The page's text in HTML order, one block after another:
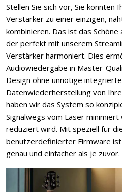
Stellen Sie sich vor, Sie könnten
Verstärker zu einer einzigen,
kombinieren. Das ist das
der perfekt mit unserem
Verstärker harmoniert. Dies
Audiowiedergabe in Master-
Design ohne unnötige
Datenwiederherstellung von
haben wir das System so
Signalwegs vom Laser
reduziert wird. Mit speziell für
benutzerdefinierter Firmware
genau und einfacher als je zuvor.